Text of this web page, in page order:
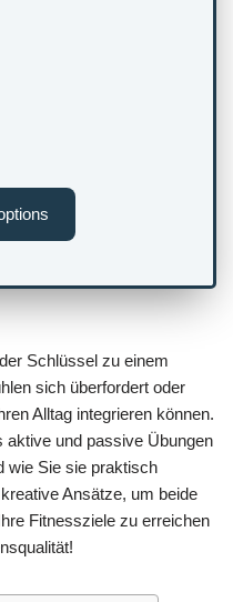
Schlüssel zu einem
sich überfordert oder
Alltag integrieren können.
aktive und passive Übungen
wie Sie sie praktisch
Ansätze, um beide
Fitnessziele zu erreichen